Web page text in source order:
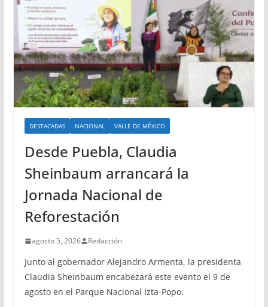
DESTACADAS NACIONAL VALLE DE MÉXICO
Desde Puebla, Claudia
Sheinbaum arrancará la
Jornada Nacional de
Reforestación
agosto 5, 2026 Redacción
Junto al gobernador Alejandro Armenta, la presidenta
Claudia Sheinbaum encabezará este evento el 9 de
agosto en el Parque Nacional Izta-Popo.